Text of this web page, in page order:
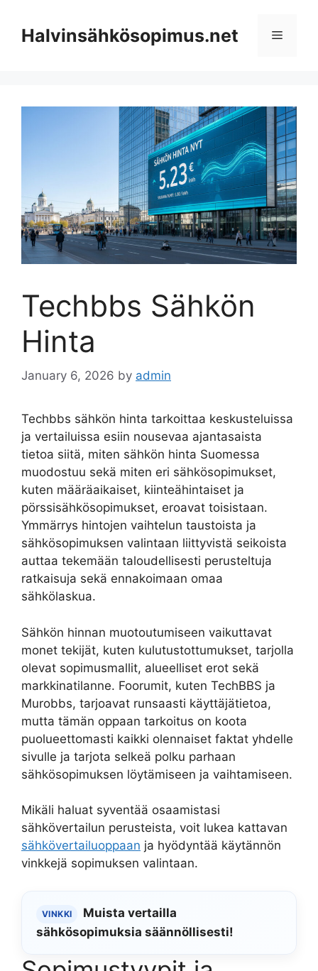
contentHalvinsähkösopimus.net Menu
Techbbs Sähkön
Hinta
January 6, 2026 by admin
Techbbs sähkön hinta tarkoittaa keskusteluissa
ja vertailuissa esiin nousevaa ajantasaista
tietoa siitä, miten sähkön hinta Suomessa
muodostuu sekä miten eri sähkösopimukset,
kuten määräaikaiset, kiinteähintaiset ja
pörssisähkösopimukset, eroavat toisistaan.
Ymmärrys hintojen vaihtelun taustoista ja
sähkösopimuksen valintaan liittyvistä seikoista
auttaa tekemään taloudellisesti perusteltuja
ratkaisuja sekä ennakoimaan omaa
sähkölaskua.
Sähkön hinnan muotoutumiseen vaikuttavat
monet tekijät, kuten kulutustottumukset, tarjolla
olevat sopimusmallit, alueelliset erot sekä
markkinatilanne. Foorumit, kuten TechBBS ja
Murobbs, tarjoavat runsaasti käyttäjätietoa,
mutta tämän oppaan tarkoitus on koota
puolueettomasti kaikki olennaiset faktat yhdelle
sivulle ja tarjota selkeä polku parhaan
sähkösopimuksen löytämiseen ja vaihtamiseen.
Mikäli haluat syventää osaamistasi
sähkövertailun perusteista, voit lukea kattavan
sähkövertailuoppaan ja hyödyntää käytännön
vinkkejä sopimuksen valintaan.
VINKKI
Muista vertailla
sähkösopimuksia säännöllisesti!